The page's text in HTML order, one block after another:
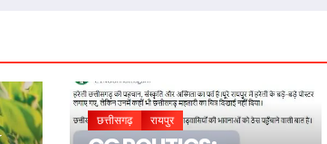
छत्तीसगढ़ रायपुर